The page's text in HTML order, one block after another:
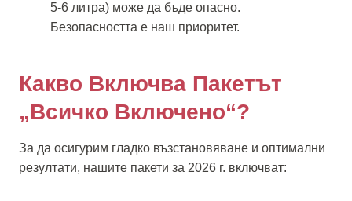
5-6 литра) може да бъде опасно.
Безопасността е наш приоритет.
Какво Включва Пакетът
„Всичко Включено“?
За да осигурим гладко възстановяване и оптимални
резултати, нашите пакети за 2026 г. включват: